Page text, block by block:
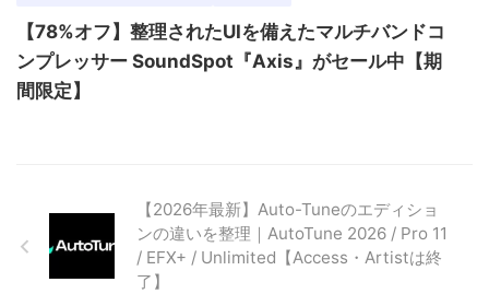
【78%オフ】整理されたUIを備えたマルチバンドコ
ンプレッサー SoundSpot『Axis』がセール中【期
間限定】
【2026年最新】Auto-Tuneのエディショ
ンの違いを整理｜AutoTune 2026 / Pro 11
/ EFX+ / Unlimited【Access・Artistは終
了】